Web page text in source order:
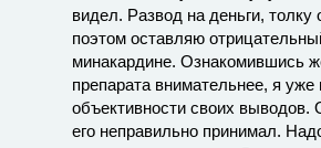
видел. Развод на деньги, толку
поэтом оставляю
минакардине. Ознакомившись
препарата внимательнее, я уже
объективности своих выводов.
его неправильно принимал.